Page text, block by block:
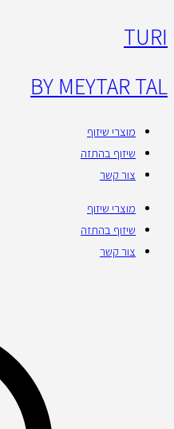
TURI
BY MEYTAR TAL
מוצרי שיזוף
שיזוף בהתזה
צור קשר
מוצרי שיזוף
שיזוף בהתזה
צור קשר